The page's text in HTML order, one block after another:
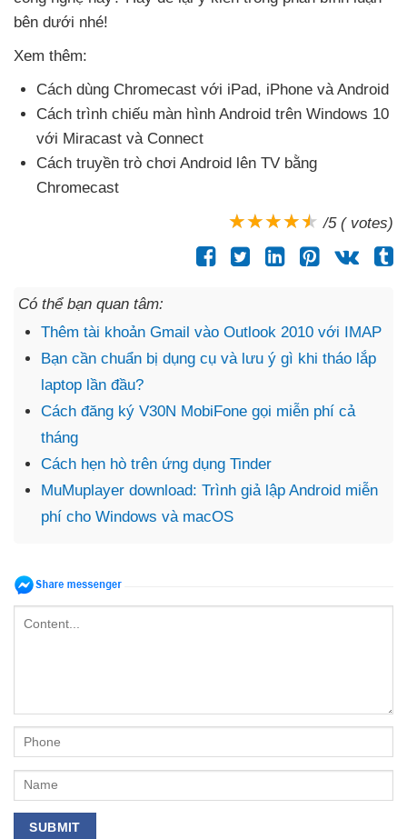
bên dưới nhé!
Xem thêm:
Cách dùng Chromecast với iPad, iPhone và Android
Cách trình chiếu màn hình Android trên Windows 10
với Miracast và Connect
Cách truyền trò chơi Android lên TV bằng
Chromecast
/5 ( votes)
Có thể bạn quan tâm:
Thêm tài khoản Gmail vào Outlook 2010 với IMAP
Bạn cần chuẩn bị dụng cụ và lưu ý gì khi tháo lắp
laptop lần đầu?
Cách đăng ký V30N MobiFone gọi miễn phí cả
tháng
Cách hẹn hò trên ứng dụng Tinder
MuMuplayer download: Trình giả lập Android miễn
phí cho Windows và macOS